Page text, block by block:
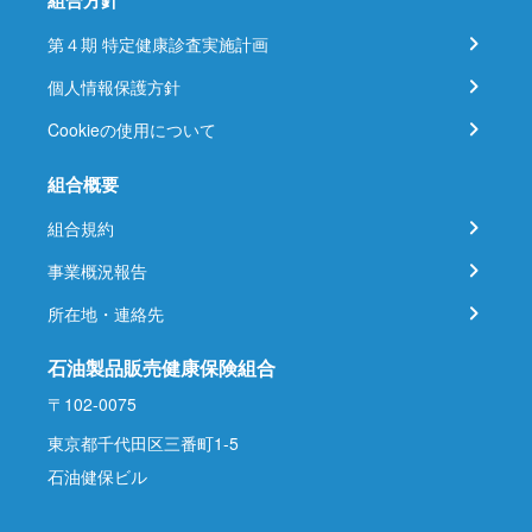
第４期 特定健康診査実施計画
個人情報保護方針
Cookieの使用について
組合概要
組合規約
事業概況報告
所在地・連絡先
石油製品販売健康保険組合
〒102-0075
東京都千代田区三番町1-5
石油健保ビル